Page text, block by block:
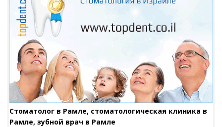
Стоматолог в Рамле, стоматологическая клиника в
Рамле, зубной врач в Рамле